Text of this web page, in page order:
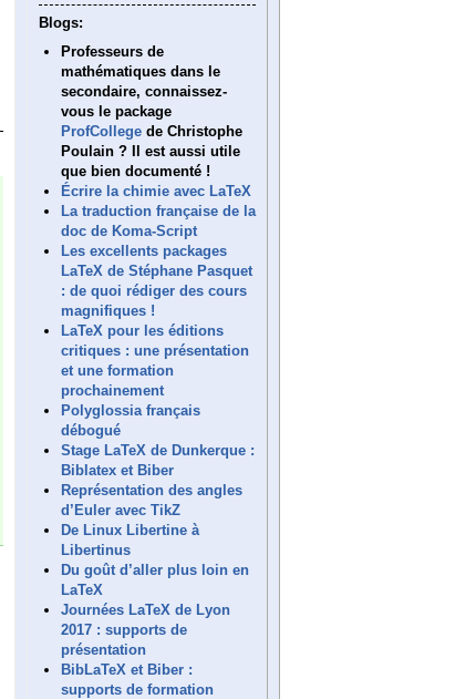
Blogs:
Professeurs de
mathématiques dans le
secondaire, connaissez-
vous le package
ProfCollege de Christophe
Poulain ? Il est aussi utile
que bien documenté !
Écrire la chimie avec LaTeX
La traduction française de la
doc de Koma-Script
Les excellents packages
LaTeX de Stéphane Pasquet
: de quoi rédiger des cours
magnifiques !
LaTeX pour les éditions
critiques : une présentation
et une formation
prochainement
Polyglossia français
débogué
Stage LaTeX de Dunkerque :
Biblatex et Biber
Représentation des angles
d’Euler avec TikZ
De Linux Libertine à
Libertinus
Du goût d’aller plus loin en
LaTeX
Journées LaTeX de Lyon
2017 : supports de
présentation
BibLaTeX et Biber :
supports de formation